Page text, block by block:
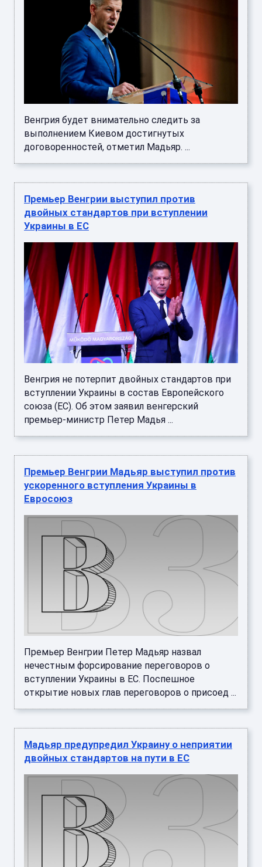
Венгрия будет внимательно следить за
выполнением Киевом достигнутых
договоренностей, отметил Мадьяр. ...
Премьер Венгрии выступил против
двойных стандартов при вступлении
Украины в ЕС
Венгрия не потерпит двойных стандартов при
вступлении Украины в состав Европейского
союза (ЕС). Об этом заявил венгерский
премьер-министр Петер Мадья ...
Премьер Венгрии Мадьяр выступил против
ускоренного вступления Украины в
Евросоюз
Премьер Венгрии Петер Мадьяр назвал
нечестным форсирование переговоров о
вступлении Украины в ЕС. Поспешное
открытие новых глав переговоров о присоед ...
Мадьяр предупредил Украину о неприятии
двойных стандартов на пути в ЕС